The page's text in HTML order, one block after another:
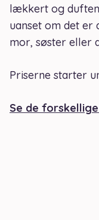
lækkert og
uanset om det er
mor, søster eller
Priserne starter
Se de